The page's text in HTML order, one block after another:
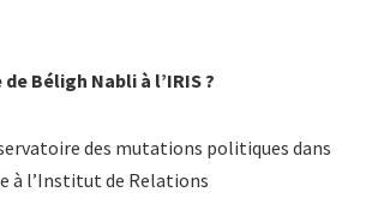
Béligh Nabli à l’IRIS ?
des mutations politiques dans
à l’Institut de Relations